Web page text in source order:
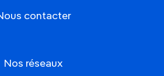
contacter
Nos réseaux